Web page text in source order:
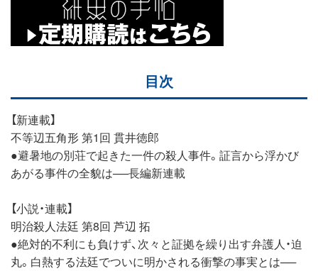
目次
【新連載】
不等辺五角形 第1回 貫井徳郎
●避暑地の別荘で起きた一件の殺人事件。証言から浮かび
あがる事件の全貌は──長編新連載
【小説・連載】
明治殺人法廷 第8回 芦辺 拓
●絶対的不利にも負けず、次々と証拠を繰り出す弁護人・迫
丸。白熱する法廷でついに明かされる衝撃の事実とは──